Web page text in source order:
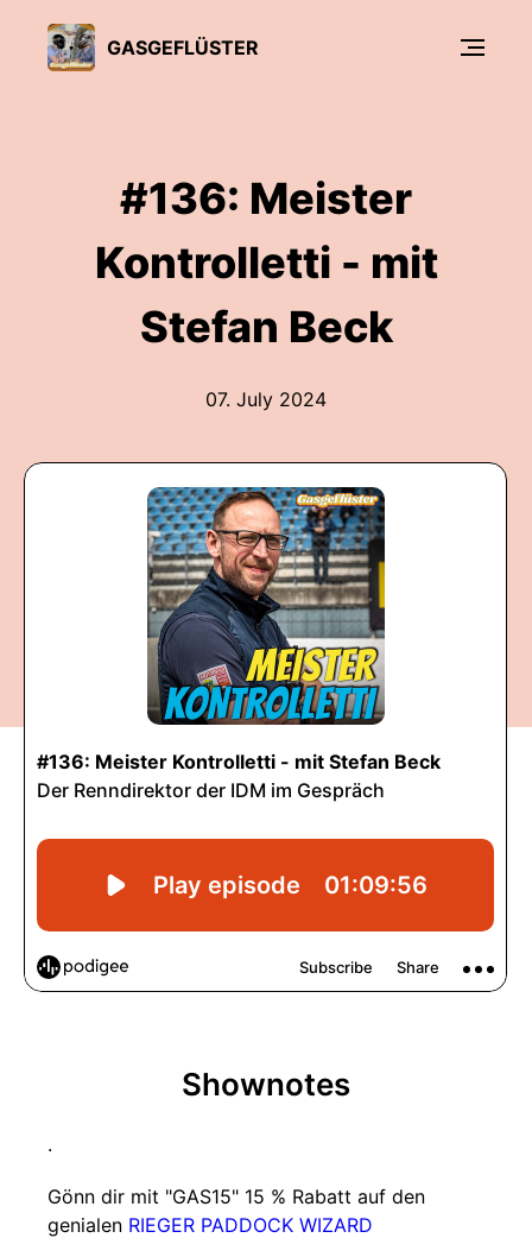
GASGEFLÜSTER
#136: Meister
Kontrolletti - mit
Stefan Beck
07. July 2024
Shownotes
.
Gönn dir mit "GAS15" 15 % Rabatt auf den
genialen RIEGER PADDOCK WIZARD